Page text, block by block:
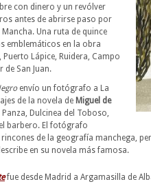
con dinero y un revólver
antes de abrirse paso por
Una ruta de quince
emblemáticos en la obra
Lápice, Ruidera, Campo
de San Juan.
envío un fotógrafo a La
de la novela de Miguel de
Dulcinea del Toboso,
barbero. El fotógrafo
de la geografía manchega,
en su novela más famosa.
fue desde Madrid a Argamasilla de